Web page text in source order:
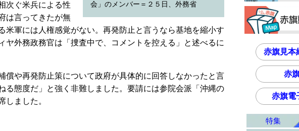
会」のメンバー＝２５日、外務省
次ぐ米兵による性
は言ってきたが無
米軍には人権感覚がない。再発防止と言うなら基地を縮小す
ヤ外務政務官は「捜査中で、コメントを控える」と述べるに
や再発防止策について政府が具体的に回答しなかったと言
る態度だ」と強く非難しました。要請には参院会派「沖縄の
しました。
赤旗見本
赤
赤旗電
特集